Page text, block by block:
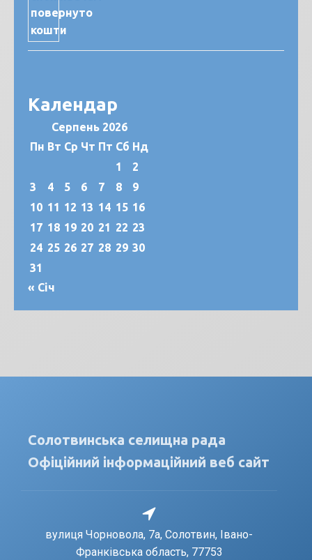
Календар
Серпень 2026
Пн Вт Ср Чт Пт Сб Нд
1
2
3
4 5 6 7 8
9
10 11 12 13 14 15 16
17 18 19 20 21 22 23
24 25 26 27 28 29 30
31
« Січ
Солотвинська селищна рада
Офіційний інформаційний веб сайт
вулиця Чорновола, 7a, Солотвин, Івано-
Франківська область, 77753